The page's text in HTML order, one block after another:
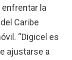
la
Caribe
“Digicel es
ajustarse a